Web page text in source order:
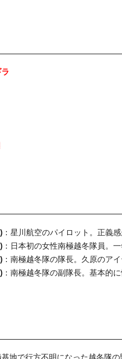
：星川航空のパイロット。正義
：日本初の女性南極越冬隊員。
：南極越冬隊の隊長。久原のア
：南極越冬隊の副隊長。基本的